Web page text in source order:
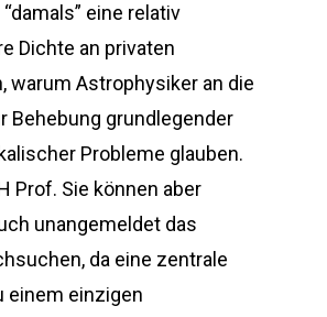
eine relativ
Dichte an privaten
warum Astrophysiker an die
Behebung grundlegender
Probleme glauben.
Prof. Sie können aber
unangemeldet das
da eine zentrale
einem einzigen